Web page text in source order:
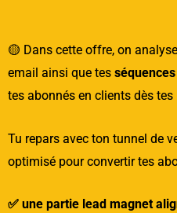
🟡 Dans cette offre, on
email ainsi que tes
tes abonnés en clients dès
Tu repars avec ton tunnel de
optimisé pour convertir tes
✅ une partie lead magnet